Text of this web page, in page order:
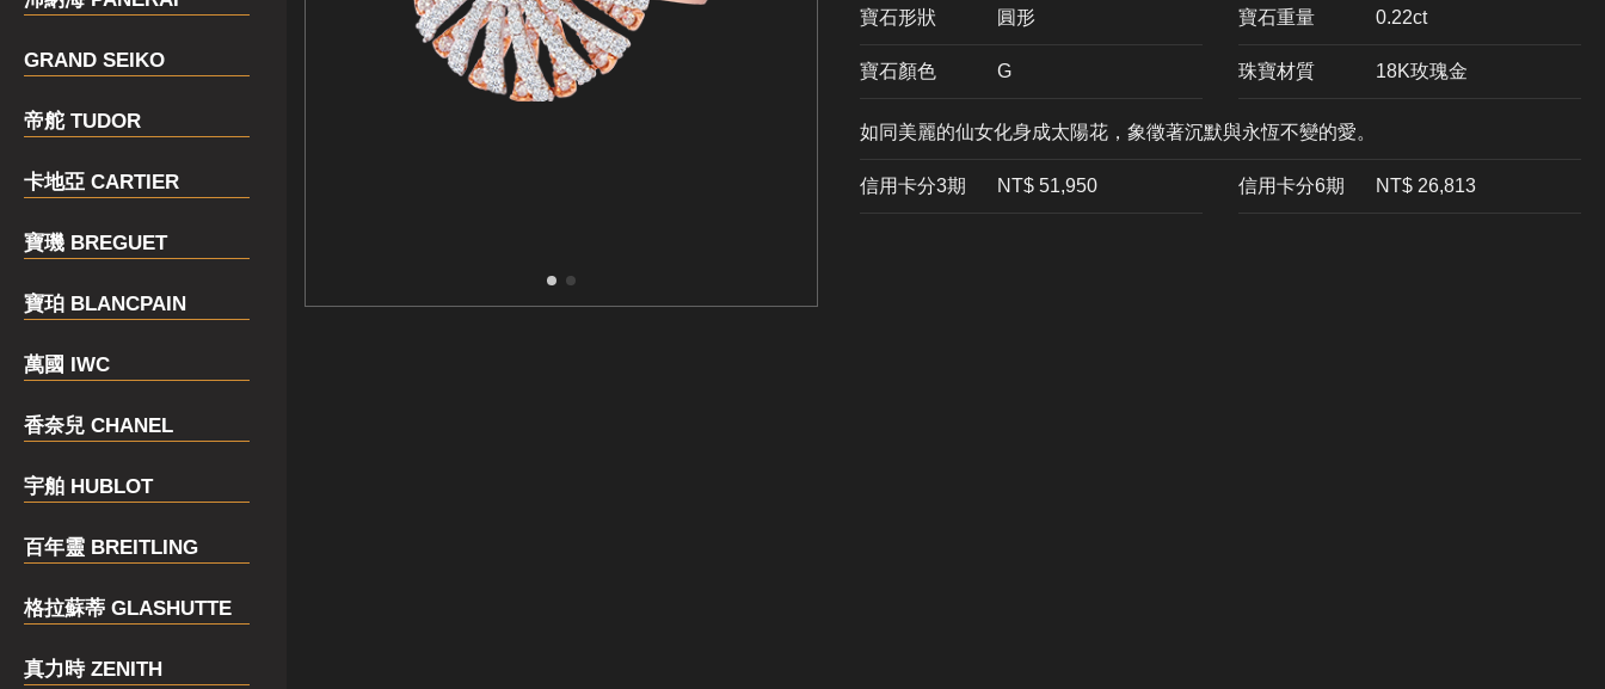
GRAND SEIKO
帝舵 TUDOR
卡地亞 CARTIER
寶璣 BREGUET
寶珀 BLANCPAIN
萬國 IWC
香奈兒 CHANEL
宇舶 HUBLOT
百年靈 BREITLING
格拉蘇蒂 GLASHUTTE
真力時 ZENITH
寶石形狀 ​圓形 寶石重量 0.22ct
寶石顏色 G 珠寶材質 18K玫瑰金
如同美麗的仙女化身成太陽花，象徵著沉默與永恆不變的愛。
信用卡分3期 ​NT$ 51,950 信用卡分6期 NT$ 26,813